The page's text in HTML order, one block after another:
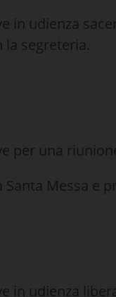
in udienza
segreteria.
per una
Messa e
in udienza